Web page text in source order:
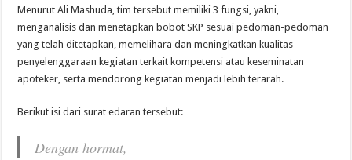
Menurut Ali Mashuda, tim tersebut memiliki 3 fungsi, yakni,
menganalisis dan menetapkan bobot SKP sesuai pedoman-pedoman
yang telah ditetapkan, memelihara dan meningkatkan kualitas
penyelenggaraan kegiatan terkait kompetensi atau keseminatan
apoteker, serta mendorong kegiatan menjadi lebih terarah.
Berikut isi dari surat edaran tersebut:
Dengan hormat,